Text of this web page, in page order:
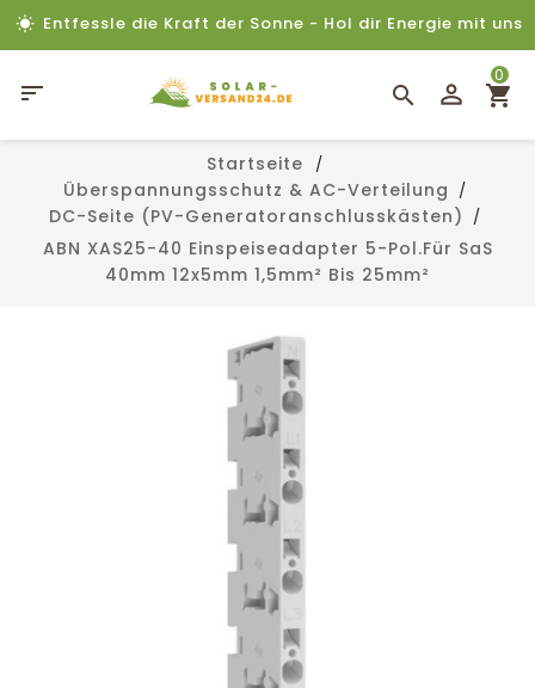
Entfessle die Kraft der Sonne - Hol dir Energie mit uns

0
Startseite
Überspannungsschutz & AC-Verteilung
DC-Seite (PV-Generatoranschlusskästen)
ABN XAS25-40 Einspeiseadapter 5-Pol.für SaS
40mm 12x5mm 1,5mm² Bis 25mm²